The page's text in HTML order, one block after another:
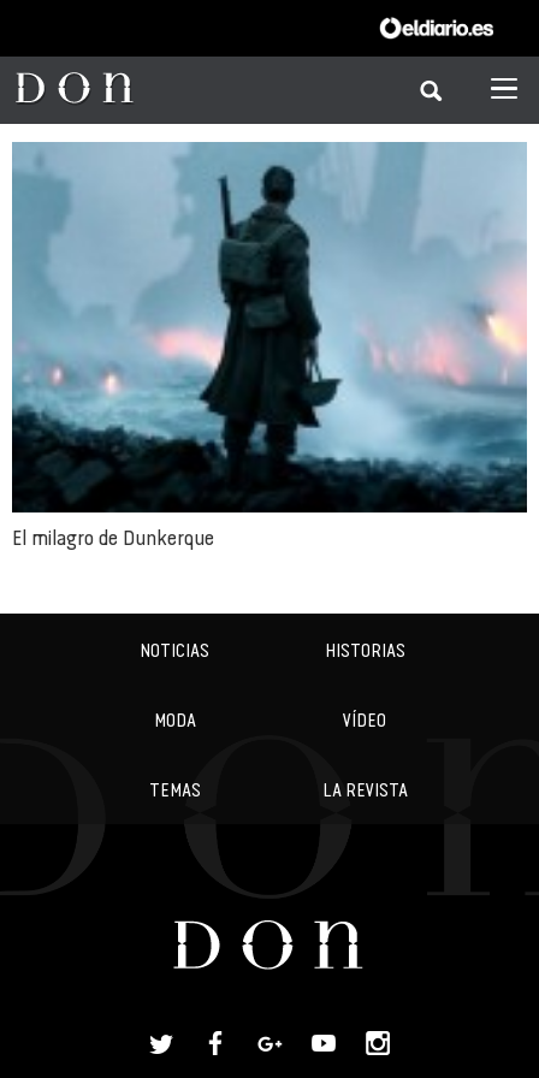
El milagro de Dunkerque
NOTICIAS HISTORIAS
MODA VÍDEO
TEMAS LA REVISTA